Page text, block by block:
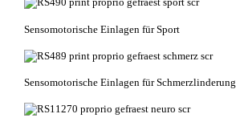
Sensomotorische Einlagen für Sport
Sensomotorische Einlagen für Schmerzlinderung